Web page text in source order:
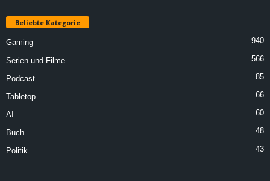
Beliebte Kategorie
Gaming 940
Serien und Filme 566
Podcast 85
Tabletop 66
AI 60
Buch 48
Politik 43